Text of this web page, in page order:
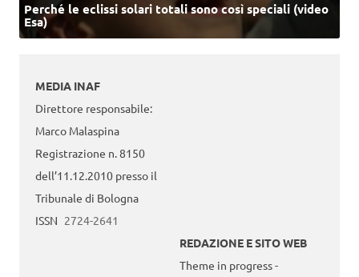
Perché le eclissi solari totali sono così speciali (video
Esa)
MEDIA INAF
Direttore responsabile:
Marco Malaspina
Registrazione n. 8150
dell’11.12.2010 presso il
Tribunale di Bologna
ISSN 2724-2641
REDAZIONE E SITO WEB
Theme in progress -